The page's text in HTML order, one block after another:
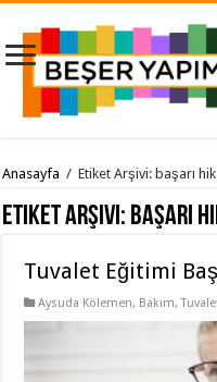
Anasayfa / Etiket Arşivi: başarı
Etiket Arşivi: başarı
Tuvalet Eğitimi
Aysuda Kölemen, Bakım,